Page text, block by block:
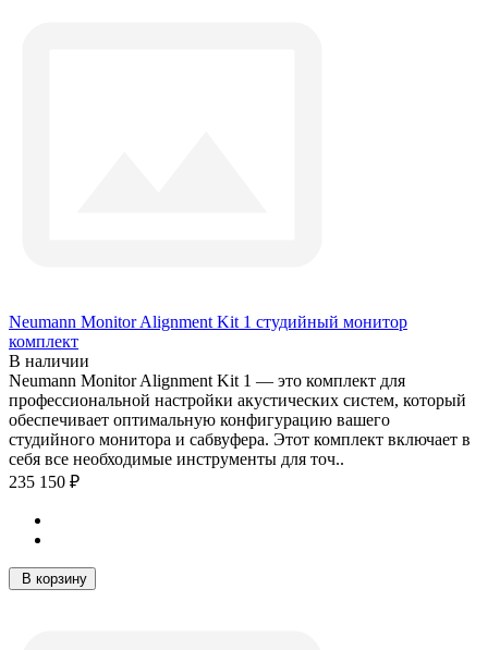
Neumann Monitor Alignment Kit 1 студийный монитор
комплект
В наличии
Neumann Monitor Alignment Kit 1 — это комплект для
профессиональной настройки акустических систем, который
обеспечивает оптимальную конфигурацию вашего
студийного монитора и сабвуфера. Этот комплект включает в
себя все необходимые инструменты для точ..
235 150 ₽
В корзину